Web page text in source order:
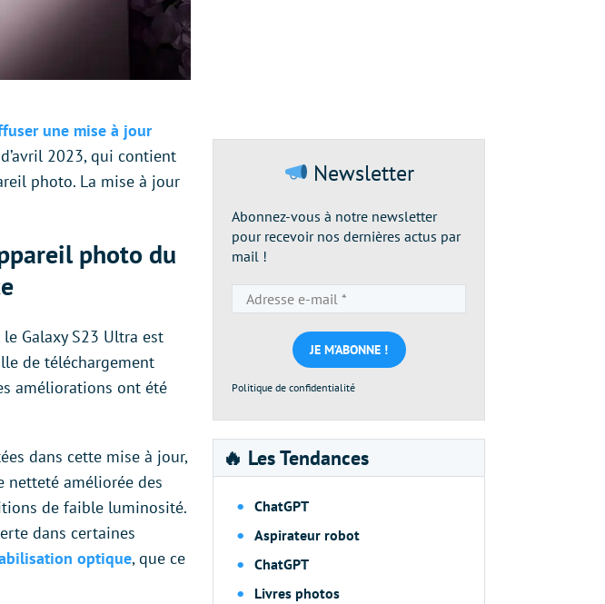
une mise à jour
2023, qui contient
photo. La mise à jour
photo du
Galaxy S23 Ultra est
de téléchargement
améliorations ont été
dans cette mise à jour,
netteté améliorée des
de faible luminosité.
dans certaines
optique, que ce
Newsletter
Abonnez-vous à notre newsletter
pour recevoir nos dernières actus par
mail !
e-
mail
*
Politique de confidentialité
🔥 Les Tendances
ChatGPT
Aspirateur robot
ChatGPT
Livres photos